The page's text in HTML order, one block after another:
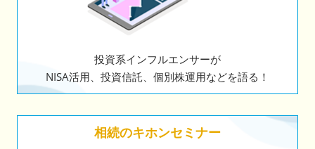
投資系インフルエンサーが
NISA活用、投資信託、個別株運用などを語る！
相続のキホンセミナー